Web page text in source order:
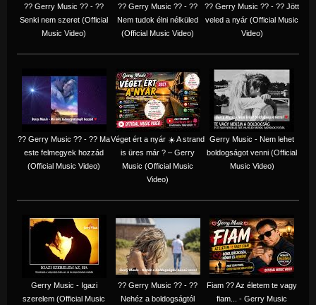
?? Gerry Music ?? - ??
Senki nem szeret (Official
Music Video)
?? Gerry Music ?? - ??
Nem tudok élni nélküled
(Official Music Video)
?? Gerry Music ?? - ?? Jött
veled a nyár (Official Music
Video)
?? Gerry Music ?? - ?? Ma
este felmegyek hozzád
(Official Music Video)
Véget ért a nyár ☀️ A strand
is üres már ? – Gerry
Music (Official Music
Video)
Gerry Music - Nem lehet
boldogságot venni (Official
Music Video)
Gerry Music - Igazi
szerelem (Official Music
?? Gerry Music ?? - ??
Nehéz a boldogságtól
Fiam ?‍? Az életem te vagy
fiam... - Gerry Music